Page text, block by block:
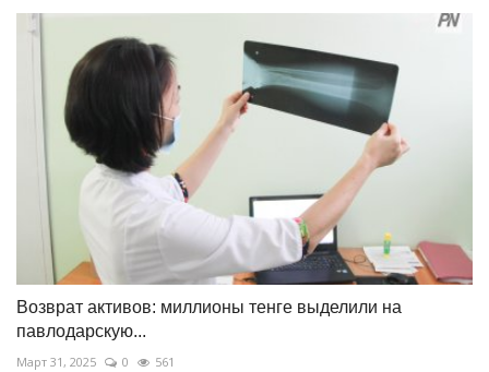
Возврат активов: миллионы тенге выделили на
павлодарскую...
Март 31, 2025 0 561